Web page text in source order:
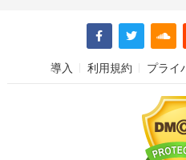
導入 利用規約 プライ